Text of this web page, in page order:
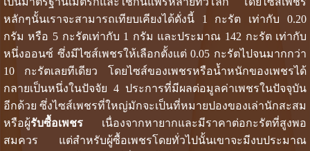
หลักๆนั้นเราจะสามารถเทียบเคียงได้ดั่งนี้ 1 กะรัต เท่ากับ 0.20
กรัม หรือ 5 กะรัตเท่ากับ 1 กรัม และประมาณ 142 กะรัต เท่ากับ
หนึ่งออนซ์ ซึ่งมีไซส์เพชรให้เลือกตั้งแต่ 0.05 กะรัตไปจนมากกว่า
10 กะรัตเลยทีเดียว โดยไซส์ของเพชรหรือน้ำหนักของเพชรได้
กลายเป็นหนึ่งในปัจจัย 4 ประการที่มีผลต่อมูลค่าเพชรในปัจจุบัน
อีกด้วย ซึ่งไซส์เพชรที่ใหญ่มักจะเป็นที่หมายปองของเล่านักสะสม
หรือผู้รับซื้อเพชรเนื่องจากหายากและมีราคาต่อกะรัตที่สูงพอ
สมควร แต่สำหรับผู้ซื้อเพชรโดยทั่วไปนั้นเขาจะมีงบประมาณ